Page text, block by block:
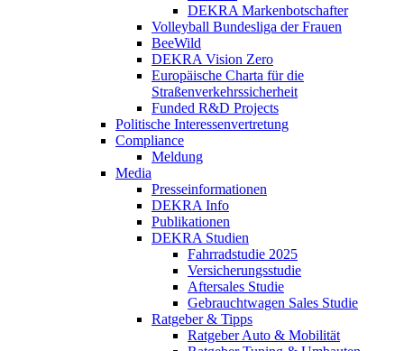
DEKRA Markenbotschafter
Volleyball Bundesliga der Frauen
BeeWild
DEKRA Vision Zero
Europäische Charta für die
Straßenverkehrssicherheit
Funded R&D Projects
Politische Interessenvertretung
Compliance
Meldung
Media
Presseinformationen
DEKRA Info
Publikationen
DEKRA Studien
Fahrradstudie 2025
Versicherungsstudie
Aftersales Studie
Gebrauchtwagen Sales Studie
Ratgeber & Tipps
Ratgeber Auto & Mobilität